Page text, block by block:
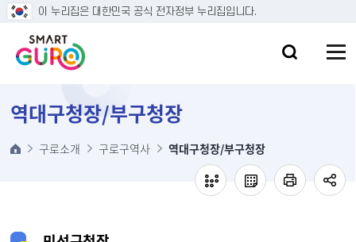
본문 바로가기
이 누리집은 대한민국 공식 전자정부 누리집입니다.
역대구청장/부구청장
구로소개 구로구역사 역대구청장/부구청장